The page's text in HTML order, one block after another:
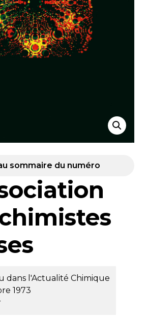
sommaire du numéro
dans l'Actualité Chimique
1973